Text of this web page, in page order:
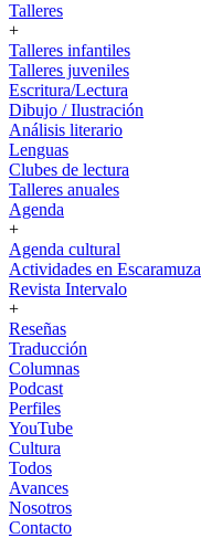
Talleres
+
Talleres infantiles
Talleres juveniles
Escritura/Lectura
Dibujo / Ilustración
Análisis literario
Lenguas
Clubes de lectura
Talleres anuales
Agenda
+
Agenda cultural
Actividades en Escaramuza
Revista Intervalo
+
Reseñas
Traducción
Columnas
Podcast
Perfiles
YouTube
Cultura
Todos
Avances
Nosotros
Contacto